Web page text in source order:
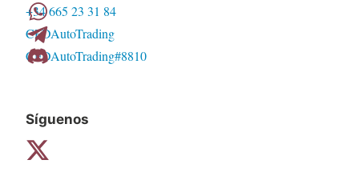
+34 665 23 31 84
CFDAutoTrading
CFDAutoTrading#8810
Síguenos